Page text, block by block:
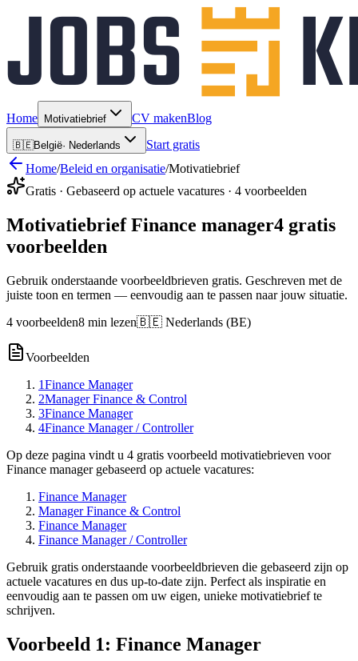
Home Motivatiebrief CV makenBlog
🇧🇪België· Nederlands
Start gratis
Home/Beleid en organisatie/Motivatiebrief
Gratis · Gebaseerd op actuele vacatures · 4 voorbeelden
Motivatiebrief Finance manager4 gratis
voorbeelden
Gebruik onderstaande voorbeeldbrieven gratis. Geschreven met de
juiste toon en termen — eenvoudig aan te passen naar jouw situatie.
4 voorbeelden8 min lezen🇧🇪 Nederlands (BE)
Voorbeelden
1Finance Manager
2Manager Finance & Control
3Finance Manager
4Finance Manager / Controller
Op deze pagina vindt u 4 gratis voorbeeld motivatiebrieven voor
Finance manager gebaseerd op actuele vacatures:
Finance Manager
Manager Finance & Control
Finance Manager
Finance Manager / Controller
Gebruik gratis onderstaande voorbeeldbrieven die gebaseerd zijn op
actuele vacatures en dus up-to-date zijn. Perfect als inspiratie en
eenvoudig aan te passen om uw eigen, unieke motivatiebrief te
schrijven.
Voorbeeld 1: Finance Manager